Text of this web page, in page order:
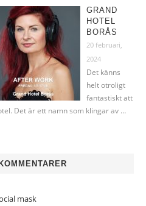
GRAND
HOTEL
BORÅS
20 februari,
2024
Det känns
helt otroligt
fantastiskt att
Det är ett namn som klingar av …
mask